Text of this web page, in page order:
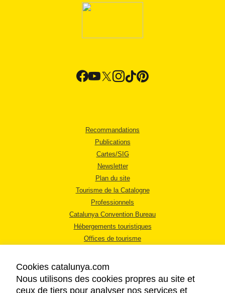
Recommandations
Publications
Cartes/SIG
Newsletter
Plan du site
Tourisme de la Catalogne
Professionnels
Catalunya Convention Bureau
Hébergements touristiques
Offices de tourisme
Cookies catalunya.com
Nous utilisons des cookies propres au site et
ceux de tiers pour analyser nos services et